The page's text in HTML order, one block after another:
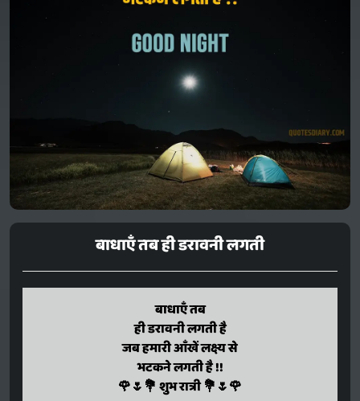
बाधाएँ तब ही डरावनी लगती
बाधाएँ तब
ही डरावनी लगती है
जब हमारी आँखें लक्ष्य से
भटकने लगती है !!
🌹🌷💐 शुभ रात्री 💐🌷🌹
baadhaen tab
hi daraavani lagati hai
jab hamaari aankhen lakshy se
bhatakane lagati hai !!
🌹🌷💐 shubh raatri 💐🌷🌹